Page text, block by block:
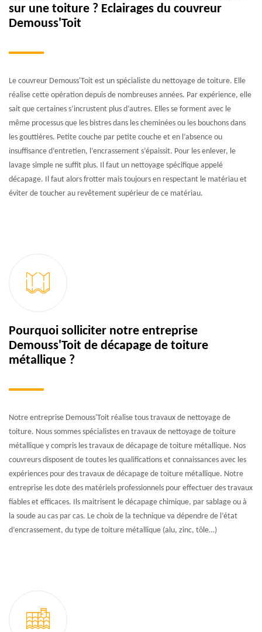
sur une toiture ? Eclairages du couvreur
Demouss'Toit
Le couvreur Demouss'Toit est un spécialiste du nettoyage de toiture. Elle
réalise cette opération depuis de nombreuses années. Par expérience, elle
sait que certaines s’incrustent plus d’autres. Elles se forment avec le
même processus que les bistres dans les cheminées ou les bouchons dans
les gouttières. Petite couche par petite couche et en l’absence ou
insuffisance d’entretien, l’encrassement s’épaissit. Pour les enlever, le
lavage simple ne suffit plus. Il faut un nettoyage spécifique appelé
décapage. Il faut alors frotter mais toujours en respectant le matériau et
éviter de toucher au revêtement supérieur de ce matériau.
Pourquoi solliciter notre entreprise
Demouss'Toit de décapage de toiture
métallique ?
Notre entreprise Demouss'Toit réalise tous travaux de nettoyage de
toiture. Nous sommes spécialistes en travaux de nettoyage de toiture
métallique y compris les travaux de décapage de toiture métallique. Nos
couvreurs disposent de toutes les qualifications et connaissances avec les
expériences pour des travaux de décapage de toiture métallique. Notre
entreprise les dote des matériels professionnels pour effectuer des travaux
fiables et efficaces. Ils maitrisent le décapage chimique, par sablage ou à
la soude au cas par cas. Le choix de la technique va dépendre de l’état
d’encrassement, du type de toiture métallique (alu, zinc, tôle…)